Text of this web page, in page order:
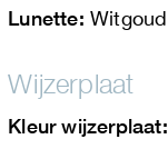
Lunette: Witgoud
Wijzerplaat
Kleur wijzerplaat: